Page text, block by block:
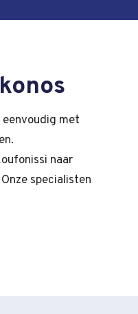
eenvoudig met
naar
specialisten